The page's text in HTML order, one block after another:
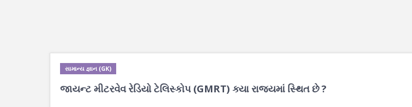
સામાન્ય જ્ઞાન (GK)
જાયન્ટ મીટરવેવ રેડિયો ટેલિસ્કોપ (GMRT) ક્યા રાજ્યમાં સ્થિત છે ?